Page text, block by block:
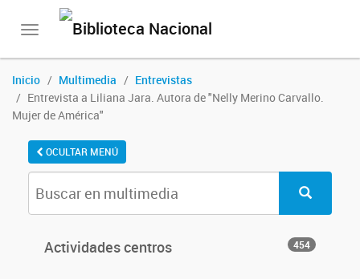
Toggle
Inicio Multimedia
Entrevistas
Entrevista a Liliana Jara. Autora de "Nelly Merino Carvallo.
Mujer de América"
OCULTAR MENÚ
Actividades centros 454